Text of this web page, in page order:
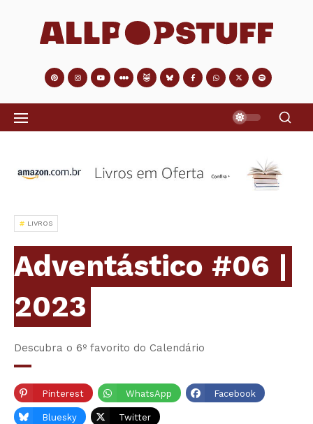
LIVROS
Adventástico #06 |
2023
Descubra o 6º favorito do Calendário
Pinterest WhatsApp Facebook
Bluesky Twitter